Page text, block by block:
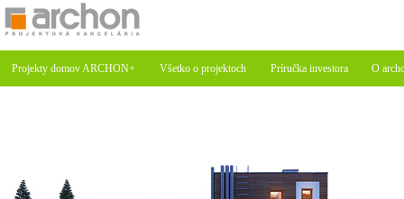
Projekty domov ARCHON+ Všetko o projektoch Príručka investora O